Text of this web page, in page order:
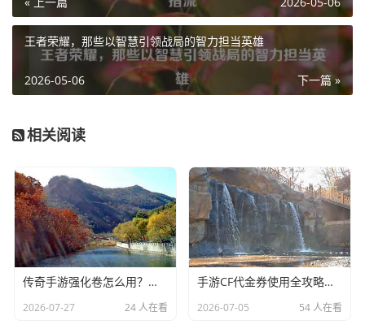
王者荣耀，那些以智慧引领战局的智力担当英雄
下一篇 »
2026-05-06
相关阅读
传奇手游强化卷怎么用？新手必看攻略，助你轻松打造神装，新手必看，传奇手游强化卷使用攻略，轻松打造神装
2026-07-27 24 人在看
手游CF代金券使用全攻略，新手必看，轻松解锁福利，手游CF代金券使用全攻略，新手必看，轻松解锁福利
2026-07-05 54 人在看